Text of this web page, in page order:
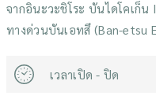
จากอินะวะชิโระ บันไดโคเก็น
ทางด่วนบันเอทสึ (Ban-etsu
เวลาเปิด - ปิด